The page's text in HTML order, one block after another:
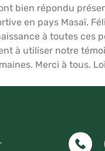
bien répondu
en pays Masaï.
à toutes ces
à utiliser notre
Merci à tous.